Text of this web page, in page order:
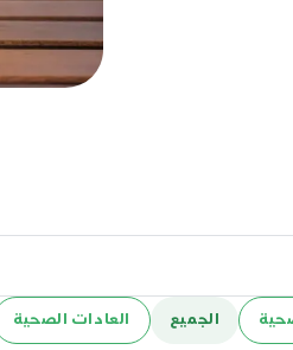
الجميع العادات الصحية